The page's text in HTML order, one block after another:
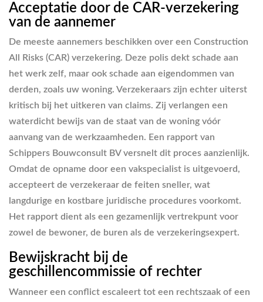
Acceptatie door de CAR-verzekering
van de aannemer
De meeste aannemers beschikken over een Construction
All Risks (CAR) verzekering. Deze polis dekt schade aan
het werk zelf, maar ook schade aan eigendommen van
derden, zoals uw woning. Verzekeraars zijn echter uiterst
kritisch bij het uitkeren van claims. Zij verlangen een
waterdicht bewijs van de staat van de woning vóór
aanvang van de werkzaamheden. Een rapport van
Schippers Bouwconsult BV versnelt dit proces aanzienlijk.
Omdat de opname door een vakspecialist is uitgevoerd,
accepteert de verzekeraar de feiten sneller, wat
langdurige en kostbare juridische procedures voorkomt.
Het rapport dient als een gezamenlijk vertrekpunt voor
zowel de bewoner, de buren als de verzekeringsexpert.
Bewijskracht bij de
geschillencommissie of rechter
Wanneer een conflict escaleert tot een rechtszaak of een